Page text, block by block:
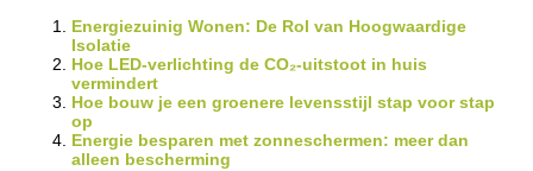
Energiezuinig Wonen: De Rol van Hoogwaardige
Isolatie
Hoe LED-verlichting de CO₂-uitstoot in huis
vermindert
Hoe bouw je een groenere levensstijl stap voor stap
op
Energie besparen met zonneschermen: meer dan
alleen bescherming